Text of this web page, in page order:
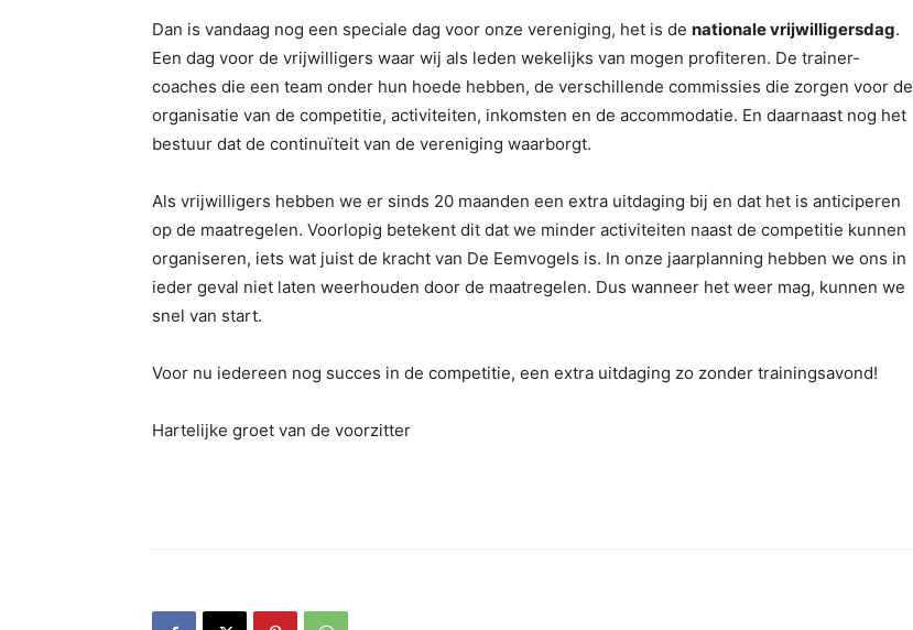
Dan is vandaag nog een speciale dag voor onze vereniging, het is de nationale vrijwilligersdag.
Een dag voor de vrijwilligers waar wij als leden wekelijks van mogen profiteren. De trainer-
coaches die een team onder hun hoede hebben, de verschillende commissies die zorgen voor de
organisatie van de competitie, activiteiten, inkomsten en de accommodatie. En daarnaast nog het
bestuur dat de continuïteit van de vereniging waarborgt.
Als vrijwilligers hebben we er sinds 20 maanden een extra uitdaging bij en dat het is anticiperen
op de maatregelen. Voorlopig betekent dit dat we minder activiteiten naast de competitie kunnen
organiseren, iets wat juist de kracht van De Eemvogels is. In onze jaarplanning hebben we ons in
ieder geval niet laten weerhouden door de maatregelen. Dus wanneer het weer mag, kunnen we
snel van start.
Voor nu iedereen nog succes in de competitie, een extra uitdaging zo zonder trainingsavond!
Hartelijke groet van de voorzitter